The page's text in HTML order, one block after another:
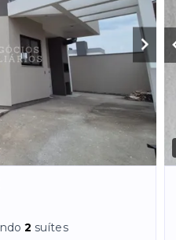
2 suítes